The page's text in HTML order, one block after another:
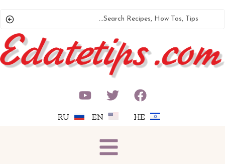
HE
EN
RU